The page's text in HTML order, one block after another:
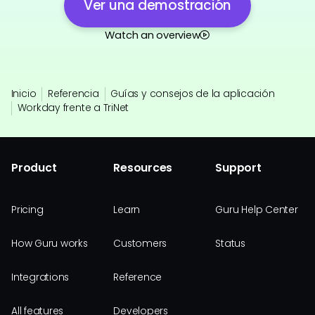
Ver una demostración
Watch an overview
Inicio Referencia
Guías y consejos de la aplicación
Workday frente a TriNet
Product
Pricing
How Guru works
Integrations
All features
Resources
Learn
Customers
Reference
Developers
Support
Guru Help Center
Status